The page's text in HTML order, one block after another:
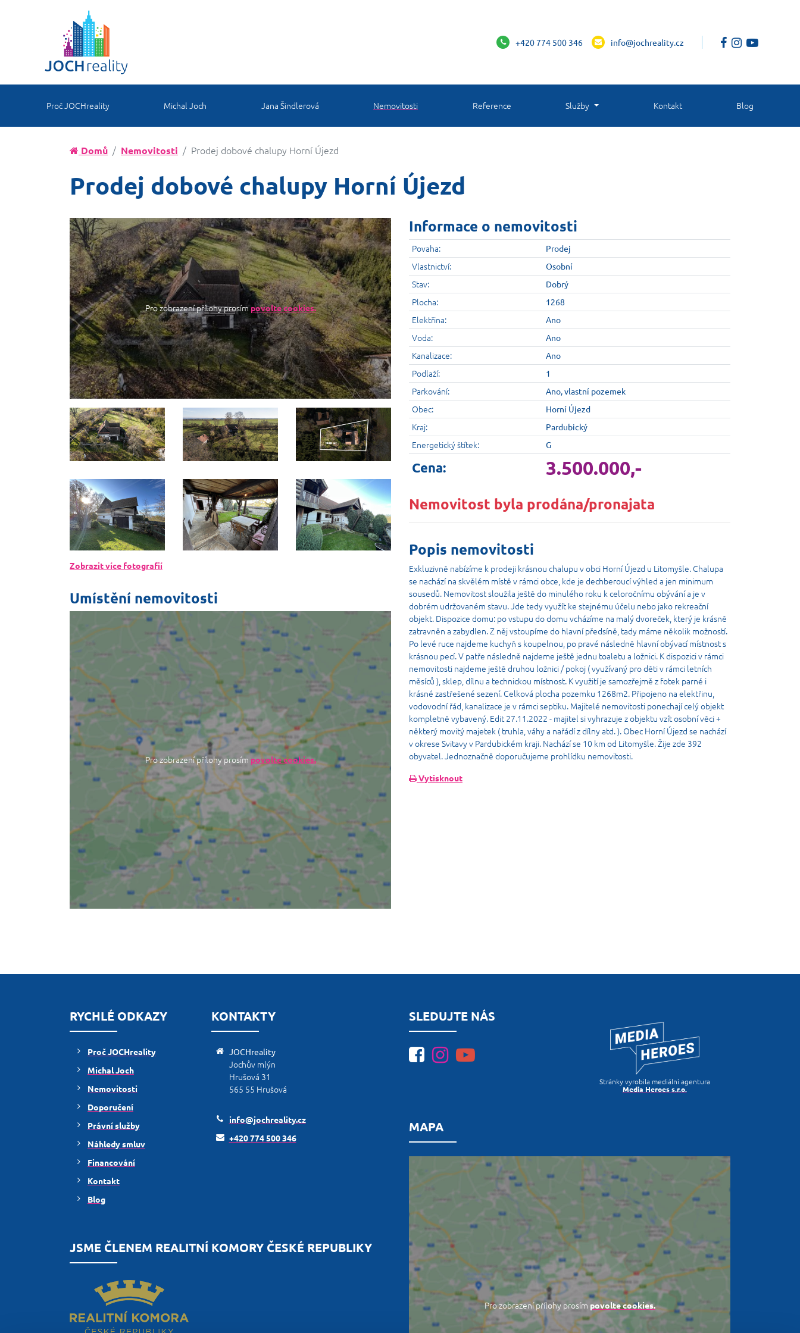
+420 774 500 346 info@jochreality.cz
Proč JOCHreality Michal Joch Jana Šindlerová Nemovitosti Reference Služby Kontakt Blog
Domů Nemovitosti Prodej dobové chalupy Horní Újezd
Prodej dobové chalupy Horní Újezd
Pro zobrazení přílohy prosímpovolte cookies.
Zobrazit více fotografií
Umístění nemovitosti
Pro zobrazení přílohy prosím povolte cookies.
Informace o nemovitosti
Povaha: Prodej
Vlastnictví: Osobní
Stav: Dobrý
Plocha: 1268
Elektřina: Ano
Voda: Ano
Kanalizace: Ano
Podlaží: 1
Parkování: Ano, vlastní pozemek
Obec: Horní Újezd
Kraj: Pardubický
Energetický štítek: G
Cena: 3.500.000,-
Nemovitost byla prodána/pronajata
Popis nemovitosti
Exkluzivně nabízíme k prodeji krásnou chalupu v obci Horní Újezd u Litomyšle. Chalupa
se nachází na skvělém místě v rámci obce, kde je dechberoucí výhled a jen minimum
sousedů. Nemovitost sloužila ještě do minulého roku k celoročnímu obývání a je v
dobrém udržovaném stavu. Jde tedy využít ke stejnému účelu nebo jako rekreační
objekt. Dispozice domu: po vstupu do domu vcházíme na malý dvoreček, který je krásně
zatravněn a zabydlen. Z něj vstoupíme do hlavní předsíně, tady máme několik možností.
Po levé ruce najdeme kuchyň s koupelnou, po pravé následně hlavní obývací místnost s
krásnou pecí. V patře následně najdeme ještě jednu toaletu a ložnici. K dispozici v rámci
nemovitosti najdeme ještě druhou ložnici / pokoj ( využívaný pro děti v rámci letních
měsíců ), sklep, dílnu a technickou místnost. K využití je samozřejmě z fotek parné i
krásné zastřešené sezení. Celková plocha pozemku 1268m2. Připojeno na elektřinu,
vodovodní řád, kanalizace je v rámci septiku. Majitelé nemovitosti ponechají celý objekt
kompletně vybavený. Edit 27.11.2022 - majitel si vyhrazuje z objektu vzít osobní věci +
některý movitý majetek ( truhla, váhy a nařádí z dílny atd. ). Obec Horní Újezd se nachází
v okrese Svitavy v Pardubickém kraji. Nachází se 10 km od Litomyšle. Žije zde 392
obyvatel. Jednoznačně doporučujeme prohlídku nemovitosti.
Vytisknout
RYCHLÉ ODKAZY
Proč JOCHreality
Michal Joch
Nemovitosti
Doporučení
Právní služby
Náhledy smluv
Financování
Kontakt
Blog
KONTAKTY
JOCHreality
Jochův mlýn
Hrušová 31
565 55 Hrušová
info@jochreality.cz
+420 774 500 346
JSME ČLENEM REALITNÍ KOMORY ČESKÉ REPUBLIKY
SLEDUJTE NÁS
Stránky vyrobila mediální agentura
Media Heroes s.r.o.
MAPA
Pro zobrazení přílohy prosím povolte cookies.